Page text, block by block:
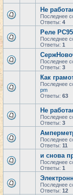
Не
Последнее
Ответы: 4
Реле
Последнее
Ответы: 1
Последнее
Ответы: 3
Как
Последнее
pm
Ответы: 63
Не
Последнее
Ответы: 3
Последнее
Ответы: 11
и снова
Последнее
Ответы: 1
Последнее
Ответы: 12